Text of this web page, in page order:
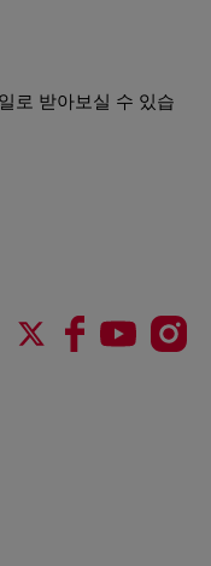
로 받아보실 수 있습